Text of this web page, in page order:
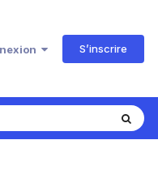
S’inscrire